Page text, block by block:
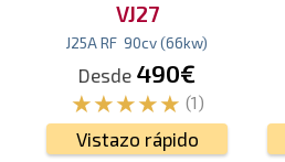
VJ27
J25A RF 90cv(66kw)
Desde 490€
(1)
Vistazo rápido